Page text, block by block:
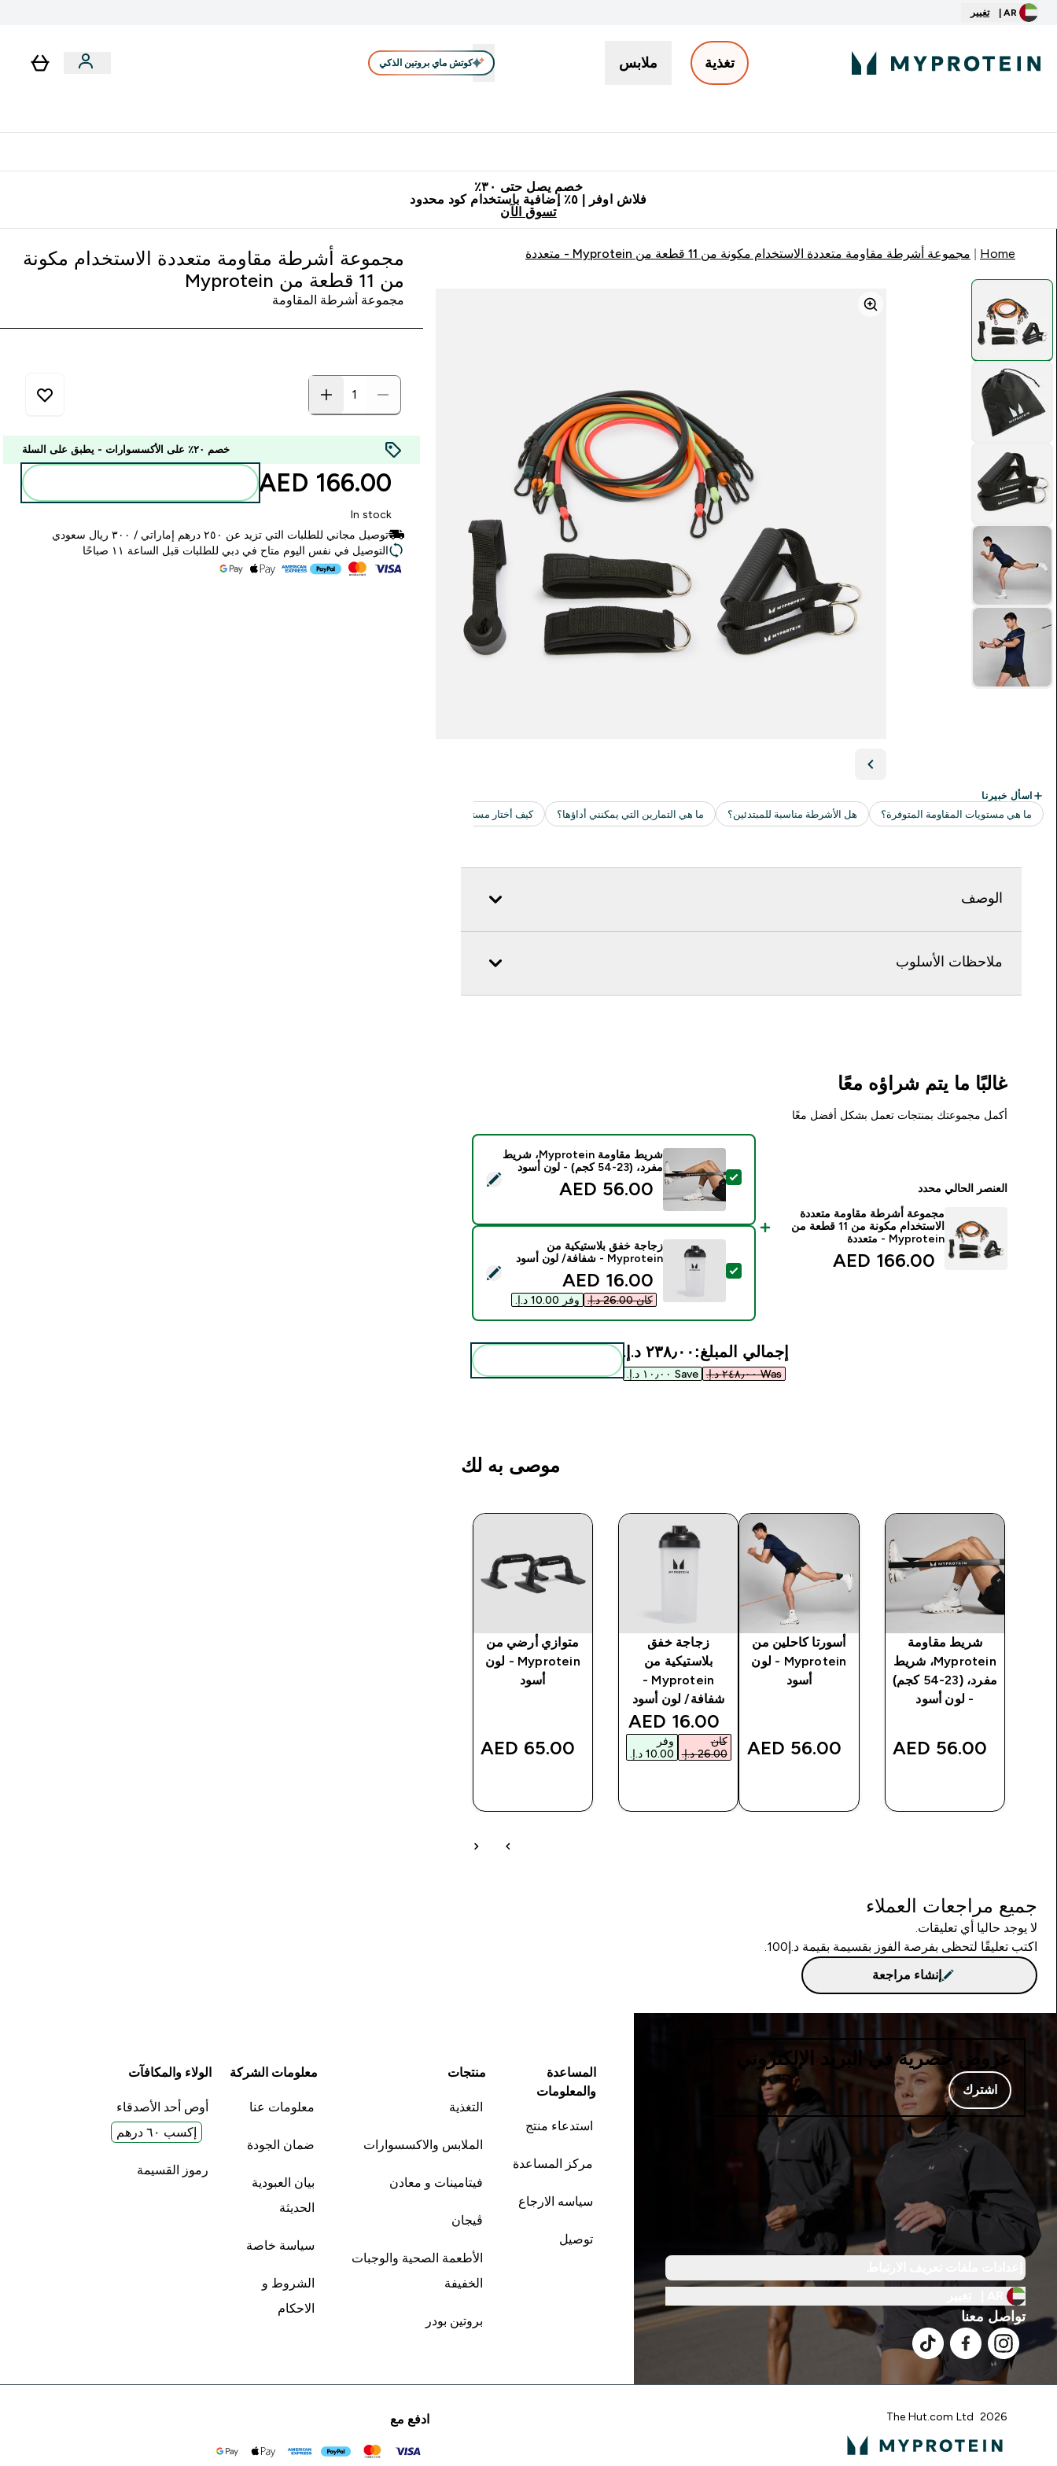
AR | تغيير
تغذية ملابس كوتش ماي بروتين الذكي
خصم يصل حتى ٣٠٪
فلاش اوفر | ٥٪ إضافية باستخدام كود محدود
تسوق الآن
Home مجموعة أشرطة مقاومة متعددة الاستخدام مكونة من 11 قطعة من Myprotein - متعددة
الوصف
ملاحظات الأسلوب
غالبًا ما يتم شراؤه معًا
أكمل مجموعتك بمنتجات تعمل بشكل أفضل معًا
العنصر الحالي محدد
مجموعة أشرطة مقاومة متعددة
الاستخدام مكونة من 11 قطعة من
Myprotein - متعددة
166.00 AED‎
تحديد هذا المنتج - شريط مقاومة Myprotein، شريط مفرد، (23-54 كجم) - لون أسود
شريط مقاومة Myprotein، شريط
مفرد، (23-54 كجم) - لون أسود
56.00 AED‎
تحديد هذا المنتج - زجاجة خفق بلاستيكية من Myprotein - شفافة/ لون أسود
زجاجة خفق بلاستيكية من
Myprotein - شفافة/ لون أسود
discounted price
16.00 AED‎
كان ‏26.00 د.إ.‏‎ وفر ‏10.00 د.إ.‏‎
إجمالي المبلغ: ٢٣٨٫٠٠ د.إ.‏‎
Was ٢٤٨٫٠٠ د.إ.‏‎ Save ١٠٫٠٠ د.إ.‏‎
موصى به لك
شريط مقاومة
Myprotein، شريط
مفرد، (23-54 كجم)
- لون أسود
56.00 AED‎
أسورتا كاحلين من
Myprotein - لون
أسود
56.00 AED‎
زجاجة خفق
بلاستيكية من
Myprotein -
شفافة/ لون أسود
discounted price
16.00 AED‎
كان
‏26.00 د.إ.‏‎
وفر
متوازي أرضي من
Myprotein - لون
أسود
65.00 AED‎
جميع مراجعات العملاء
لا يوجد حاليا أي تعليقات.
اكتب تعليقًا لتحظى بفرصة الفوز بقسيمة بقيمة د.إ100.
إنشاء مراجعة
مجموعة أشرطة مقاومة متعددة الاستخدام مكونة
من 11 قطعة من Myprotein
مجموعة أشرطة المقاومة
خصم ٢٠٪ على الأكسسوارات - يطبق على السلة
166.00 AED‎
In stock
توصيل مجاني للطلبات التي تزيد عن ٢٥٠ درهم إماراتي / ٣٠٠ ريال سعودي
التوصيل في نفس اليوم متاح في دبي للطلبات قبل الساعة ١١ صباحًا
عروض حصرية في البريد الإلكتروني
اشترك
تواصل معنا
المساعدة
والمعلومات
استدعاء منتج
مركز المساعدة
سياسه الارجاع
توصيل
منتجات
التغذية
الملابس والاكسسوارات
فيتامينات و معادن
ڤيجان
الأطعمة الصحية والوجبات
الخفيفة
بروتين بودر
معلومات الشركة
معلومات عنا
ضمان الجودة
بيان العبودية
الحديثة
سياسة خاصة
الشروط و
الاحكام
الولاء والمكافآت
أوص أحد الأصدقاء
إكسب ٦٠ درهم
رموز القسيمة
2026 The Hut.com Ltd ادفع مع